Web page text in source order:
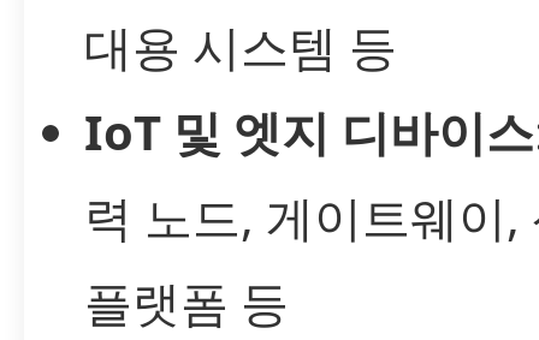
대용 시스템 등
IoT 및 엣지 디바이스
력 노드, 게이트웨이,
플랫폼 등